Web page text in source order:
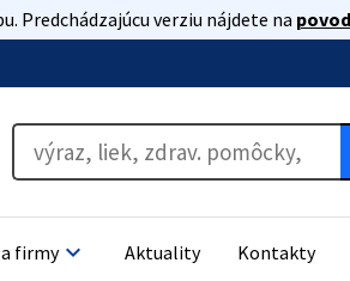
Predchádzajúcu verziu nájdete na
firmykeyboard_arrow_down Aktuality Kontakty